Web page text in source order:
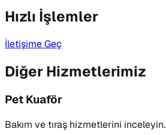
Hızlı İşlemler
İletişime Geç
Diğer Hizmetlerimiz
Pet Kuaför
Bakım ve tıraş hizmetlerini inceleyin.